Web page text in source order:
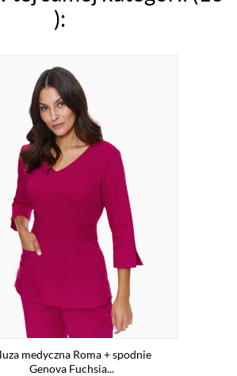
):
medyczna Roma + spodnie
Genova Fuchsia...